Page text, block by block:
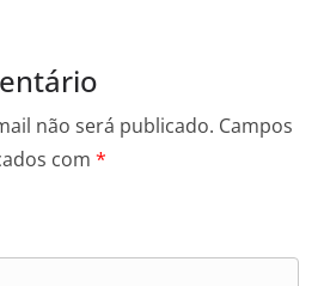
não será publicado. Campos
com *